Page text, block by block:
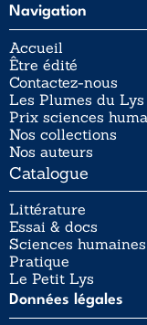
Navigation
Accueil
Être édité
Contactez-nous
Les Plumes du Lys
Prix sciences
Nos collections
Nos auteurs
Catalogue
Littérature
Essai & docs
Sciences humaines
Pratique
Le Petit Lys
Données légales